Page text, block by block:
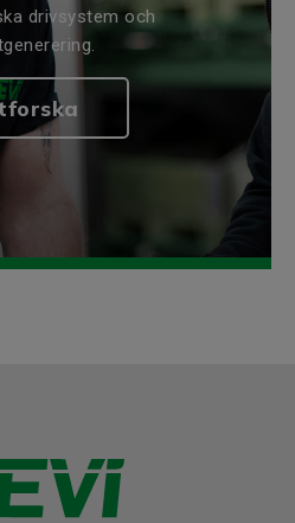
drivsystem och